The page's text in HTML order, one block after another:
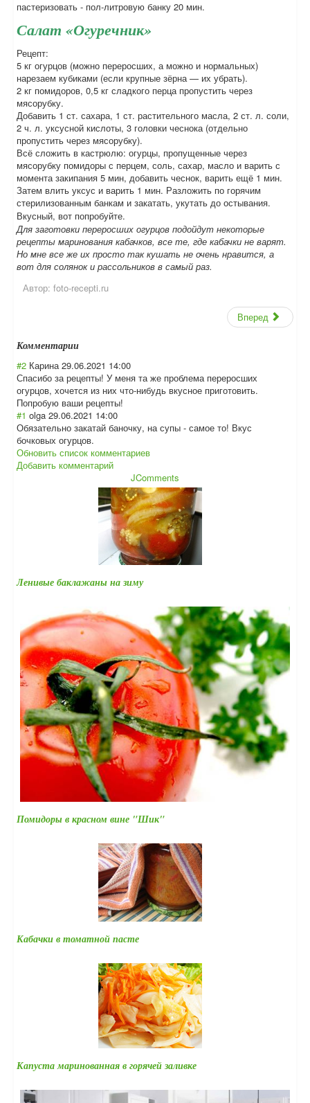
пастеризовать - пол-литровую банку 20 мин.
Салат «Огуречник»
Рецепт:
5 кг огурцов (можно переросших, а можно и нормальных)
нарезаем кубиками (если крупные зёрна — их убрать).
2 кг помидоров, 0,5 кг сладкого перца пропустить через
мясорубку.
Добавить 1 ст. сахара, 1 ст. растительного масла, 2 ст. л. соли,
2 ч. л. уксусной кислоты, 3 головки чеснока (отдельно
пропустить через мясорубку).
Всё сложить в кастрюлю: огурцы, пропущенные через
мясорубку помидоры с перцем, соль, сахар, масло и варить с
момента закипания 5 мин, добавить чеснок, варить ещё 1 мин.
Затем влить уксус и варить 1 мин. Разложить по горячим
стерилизованным банкам и закатать, укутать до остывания.
Вкусный, вот попробуйте.
Для заготовки переросших огурцов подойдут некоторые
рецепты маринования кабачков, все те, где кабачки не варят.
Но мне все же их просто так кушать не очень нравится, а
вот для солянок и рассольников в самый раз.
Автор: foto-recepti.ru
Вперед
Комментарии
#2 Карина 29.06.2021 14:00
Спасибо за рецепты! У меня та же проблема переросших
огурцов, хочется из них что-нибудь вкусное приготовить.
Попробую ваши рецепты!
#1 olga 29.06.2021 14:00
Обязательно закатай баночку, на супы - самое то! Вкус
бочковых огурцов.
Обновить список комментариев
Добавить комментарий
JComments
Ленивые баклажаны на зиму
Помидоры в красном вине "Шик"
Кабачки в томатной пасте
Капуста маринованная в горячей заливке